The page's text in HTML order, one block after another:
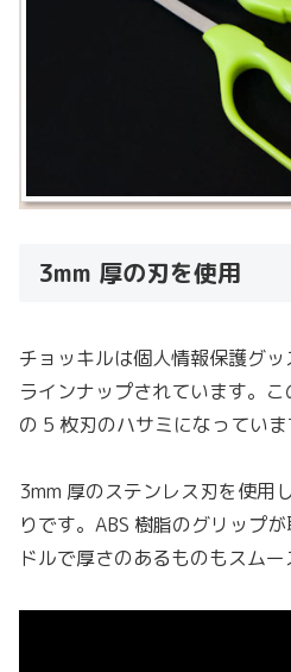
3mm 厚の刃を使用
チョッキルは個人情報保護グ
ラインナップされています。
の 5 枚刃のハサミになっていま
3mm 厚のステンレス刃を使用
りです。ABS 樹脂のグリップ
ドルで厚さのあるものもスムー